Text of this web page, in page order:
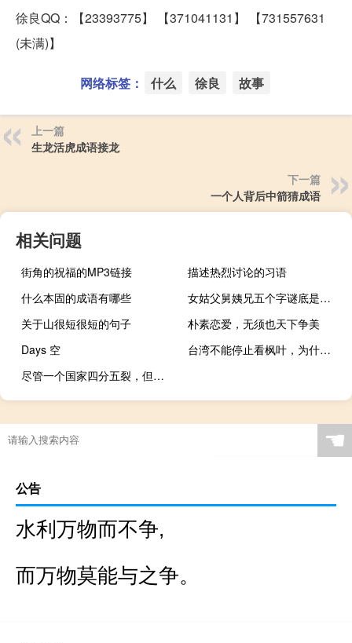
徐良QQ：【23393775】 【371041131】 【731557631
(未满)】
网络标签： 什么 徐良 故事
上一篇
生龙活虎成语接龙
下一篇
一个人背后中箭猜成语
相关问题
街角的祝福的MP3链接
描述热烈讨论的习语
什么本固的成语有哪些
女姑父舅姨兄五个字谜底是什么
关于山很短很短的句子
朴素恋爱，无须也天下争美
Days 空
台湾不能停止看枫叶，为什么要坐在菊花上
尽管一个国家四分五裂，但山峦和河流历久弥新，春天的树木和草地又变绿了
☚
公告
水利万物而不争,
而万物莫能与之争。